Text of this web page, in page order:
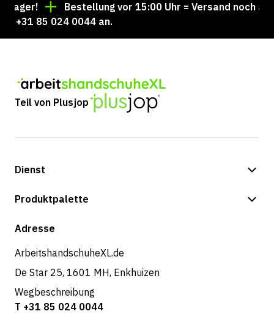
Bestellung vor 15:00 Uhr = Versand noch am
85 024 0044 an.
Teil von Plusjop
Dienst
Zahlungsmöglichkeiten
Rücksendungen und Service
Produktpalette
Shop
Adresse
ArbeitshandschuheXL.de
De Star 25, 1601 MH, Enkhuizen
Wegbeschreibung
T +31 85 024 0044